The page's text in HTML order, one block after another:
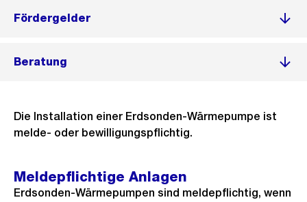
Fördergelder
Beratung
Die Installation einer Erdsonden-Wärmepumpe ist
melde- oder bewilligungspflichtig.
Meldepflichtige Anlagen
Erdsonden-Wärmepumpen sind meldepflichtig, wenn